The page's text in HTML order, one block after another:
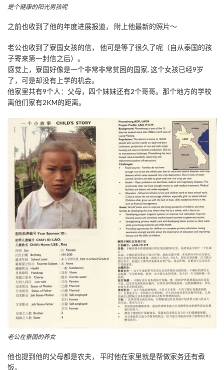
是个健康的阳光男孩呢
之前也收到了他的年度进展报道， 附上他最新的照片～
老公也收到了寮国女孩的信， 他可是等了很久了呢（自从泰国的孩
子寄来第一封信之后）。
感觉上，寮国好像是一个非常非常贫困的国家, 这个女孩已经9岁
了，可是却没有上学的机会。
他家里共有9个人：父母，四个妹妹还有2个哥哥。那个地方的学校
离他们家有2KM的距离。
老公在寮国的养女
他也提到他的父母都是农夫， 平时他在家里就是帮做家务还有煮
饭。